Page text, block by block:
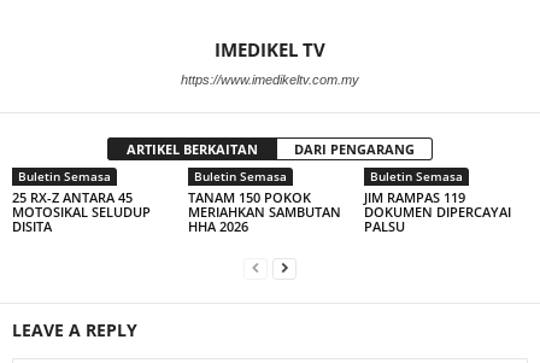
IMEDIKEL TV
https://www.imedikeltv.com.my
ARTIKEL BERKAITAN DARI PENGARANG
Buletin Semasa
25 RX-Z ANTARA 45
MOTOSIKAL SELUDUP
DISITA
Buletin Semasa
TANAM 150 POKOK
MERIAHKAN SAMBUTAN
HHA 2026
Buletin Semasa
JIM RAMPAS 119
DOKUMEN DIPERCAYAI
PALSU
LEAVE A REPLY